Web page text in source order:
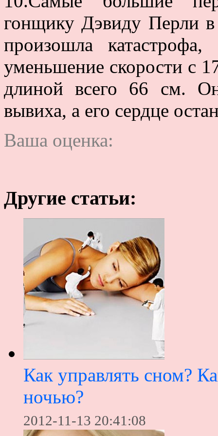
гонщику Дэвиду Перли
произошла
уменьшение скорости с
длиной всего 66 см.
вывиха, а его сердце
Ваша оценка:
Другие статьи:
Как управлять сном?
ночью?
2012-11-13 20:41:08